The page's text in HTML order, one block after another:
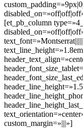
[et_pb_column
custom_margin=»|||»]